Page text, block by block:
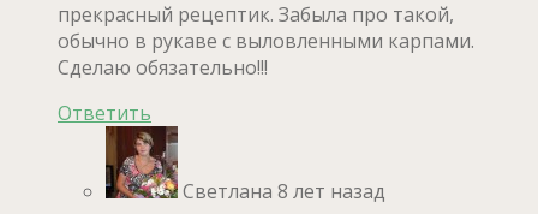
прекрасный рецептик. Забыла про такой,
обычно в рукаве с выловленными карпами.
Сделаю обязательно!!!
Ответить
Светлана 8 лет назад